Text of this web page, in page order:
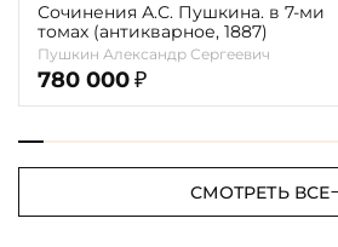
Сочинения А.С. Пушкина. в 7-ми
томах (антикварное, 1887)
Пушкин Александр Сергеевич
780 000 ₽
СМОТРЕТЬ ВСЕ